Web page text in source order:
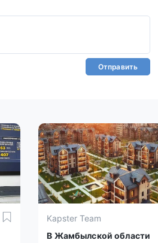
Отправить
Kapster Team
В Жамбылской области